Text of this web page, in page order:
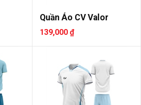
Quần Áo CV Valor
139,000 ₫